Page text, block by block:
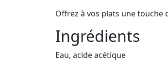
Offrez à vos plats une touche
Ingrédients
Eau, acide acétique